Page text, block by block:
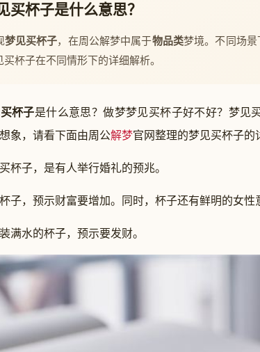
买杯子是什么意思？
梦见买杯子，在周公解梦中属于物品类梦境。不同场
买杯子在不同情形下的详细解析。
杯子是什么意思？做梦梦见买杯子好不好？梦见
象，请看下面由周公解梦官网整理的梦见买杯子的
子，是有人举行婚礼的预兆。
，预示财富要增加。同时，杯子还有鲜明的女性
水的杯子，预示要发财。